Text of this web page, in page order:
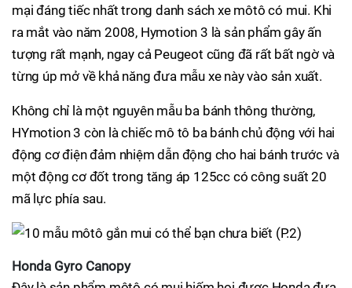
mại đáng tiếc nhất trong danh sách xe môtô có mui. Khi
ra mắt vào năm 2008, Hymotion 3 là sản phẩm gây ấn
tượng rất mạnh, ngay cả Peugeot cũng đã rất bất ngờ và
từng úp mở về khả năng đưa mẫu xe này vào sản xuất.
Không chỉ là một nguyên mẫu ba bánh thông thường,
HYmotion 3 còn là chiếc mô tô ba bánh chủ động với hai
động cơ điện đảm nhiệm dẫn động cho hai bánh trước và
một động cơ đốt trong tăng áp 125cc có công suất 20
mã lực phía sau.
Honda Gyro Canopy